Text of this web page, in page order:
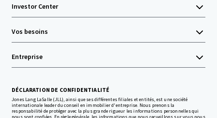
Investor Center
Vos besoins
Entreprise
DÉCLARATION DE CONFIDENTIALITÉ
Jones Lang LaSalle (JLL), ainsi que ses différentes filiales et entités, est une société
internationale leader du conseil en immobilier d'entreprise. Nous prenons la
responsabilité de protéger avec la plus grande rigueur les informations personnelles qui